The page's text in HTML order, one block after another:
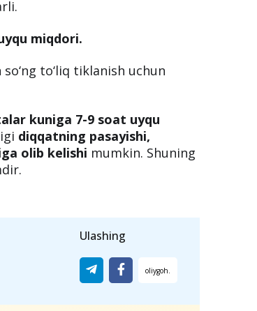
hissi kuchayadi, immunitet
qondagi qand miqdorini
miqdori.
to‘liq tiklanish uchun
diqqatning pasayishi,
olib kelishimumkin. Shuning